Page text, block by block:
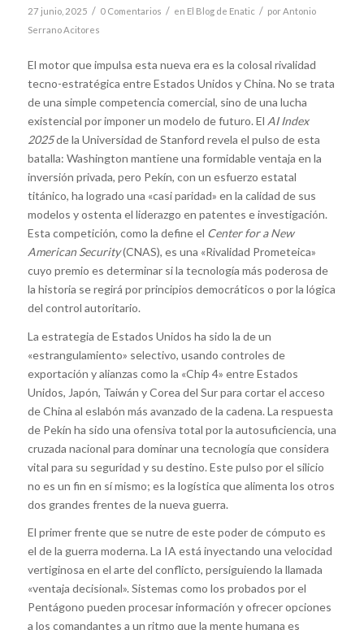
27 junio, 2025 / 0 Comentarios / en El Blog de Enatic / porAntonio
Serrano Acitores
El motor que impulsa esta nueva era es la colosal rivalidad
tecno-estratégica entre Estados Unidos y China. No se trata
de una simple competencia comercial, sino de una lucha
existencial por imponer un modelo de futuro. El AI Index
2025de la Universidad de Stanford revela el pulso de esta
batalla: Washington mantiene una formidable ventaja en la
inversión privada, pero Pekín, con un esfuerzo estatal
titánico, ha logrado una «casi paridad» en la calidad de sus
modelos y ostenta el liderazgo en patentes e investigación.
Esta competición, como la define el Center for a New
American Security(CNAS), es una «Rivalidad Prometeica»
cuyo premio es determinar si la tecnología más poderosa de
la historia se regirá por principios democráticos o por la lógica
del control autoritario.
La estrategia de Estados Unidos ha sido la de un
«estrangulamiento» selectivo, usando controles de
exportación y alianzas como la «Chip 4» entre Estados
Unidos, Japón, Taiwán y Corea del Sur para cortar el acceso
de China al eslabón más avanzado de la cadena. La respuesta
de Pekín ha sido una ofensiva total por la autosuficiencia, una
cruzada nacional para dominar una tecnología que considera
vital para su seguridad y su destino. Este pulso por el silicio
no es un fin en sí mismo; es la logística que alimenta los otros
dos grandes frentes de la nueva guerra.
El primer frente que se nutre de este poder de cómputo es
el de la guerra moderna. La IA está inyectando una velocidad
vertiginosa en el arte del conflicto, persiguiendo la llamada
«ventaja decisional». Sistemas como los probados por el
Pentágono pueden procesar información y ofrecer opciones
a los comandantes a un ritmo que la mente humana es